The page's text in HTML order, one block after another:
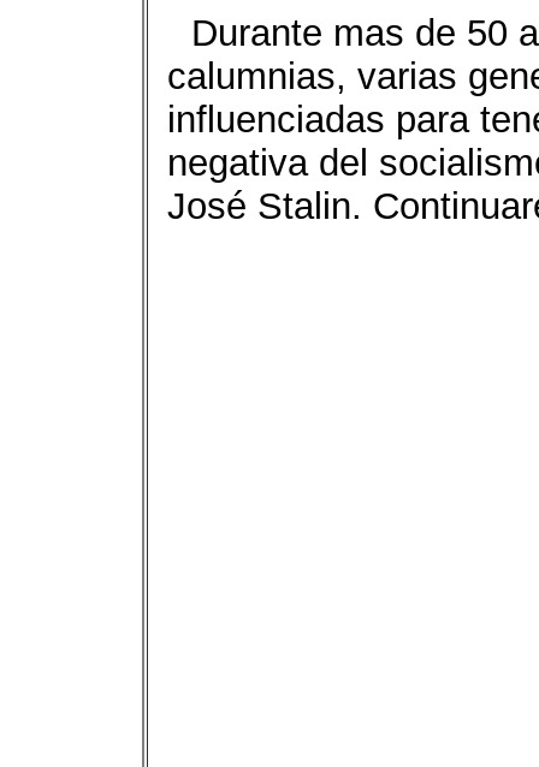
Durante mas de 50
calumnias, varias
influenciadas para
negativa del
José Stalin.